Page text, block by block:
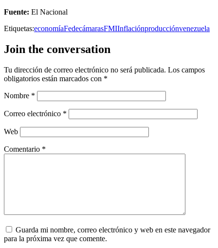
Fuente: El Nacional
Etiquetas:economíaFedecámarasFMIInflaciónproducciónvenezuela
Join the conversation
Tu dirección de correo electrónico no será publicada. Los campos
obligatorios están marcados con *
Nombre *
Correo electrónico *
Web
Comentario *
Guarda mi nombre, correo electrónico y web en este navegador
para la próxima vez que comente.